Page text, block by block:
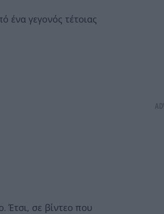
ένα γεγονός τέτοιας
Έτσι, σε βίντεο που